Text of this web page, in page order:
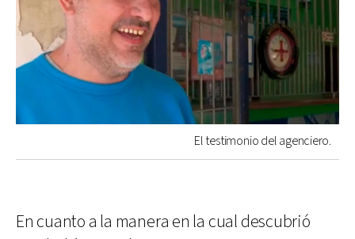
El testimonio del agenciero.
En cuanto a la manera en la cual descubrió